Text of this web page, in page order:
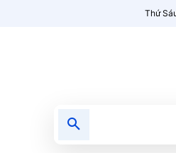
Thứ